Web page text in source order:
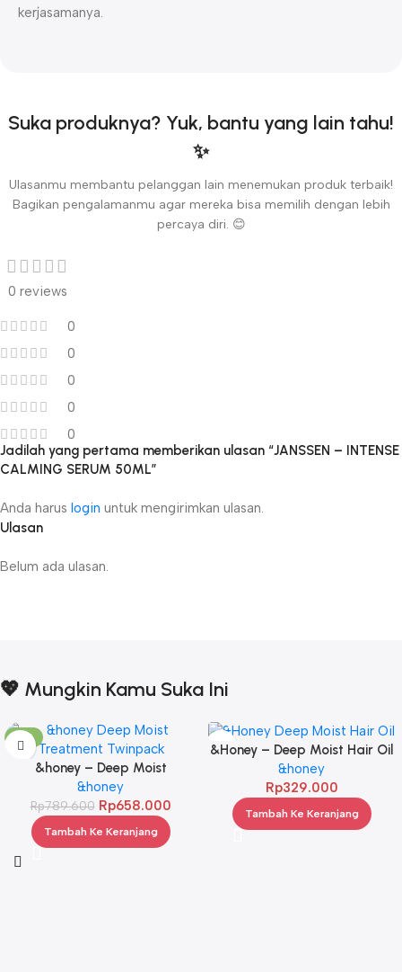
kerjasamanya.
Suka produknya? Yuk, bantu yang lain tahu!
✨
Ulasanmu membantu pelanggan lain menemukan produk terbaik!
Bagikan pengalamanmu agar mereka bisa memilih dengan lebih
percaya diri. 😊
0 reviews
0
0
0
0
0
Ulasan
Belum ada ulasan.
Jadilah yang pertama memberikan ulasan “JANSSEN – INTENSE
CALMING SERUM 50ML”
Anda harus login untuk mengirimkan ulasan.
💖 Mungkin Kamu Suka Ini
-17%
&honey – Deep Moist
Treatment 445 g Twinpack
&honey
Rp789.600 Rp658.000
Tambah Ke Keranjang
&Honey – Deep Moist Hair Oil
3.0 100ml
&honey
Rp329.000
Tambah Ke Keranjang